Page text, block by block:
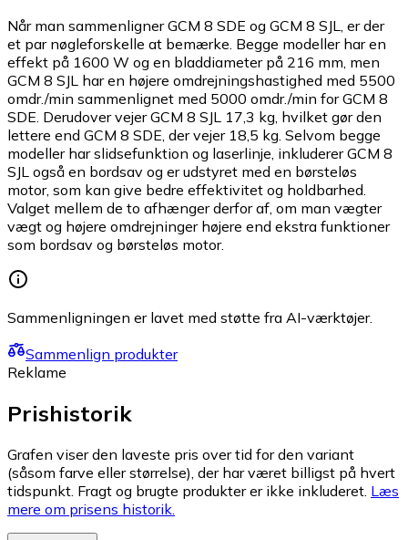
Når man sammenligner GCM 8 SDE og GCM 8 SJL, er der
et par nøgleforskelle at bemærke. Begge modeller har en
effekt på 1600 W og en bladdiameter på 216 mm, men
GCM 8 SJL har en højere omdrejningshastighed med 5500
omdr./min sammenlignet med 5000 omdr./min for GCM 8
SDE. Derudover vejer GCM 8 SJL 17,3 kg, hvilket gør den
lettere end GCM 8 SDE, der vejer 18,5 kg. Selvom begge
modeller har slidsefunktion og laserlinje, inkluderer GCM 8
SJL også en bordsav og er udstyret med en børsteløs
motor, som kan give bedre effektivitet og holdbarhed.
Valget mellem de to afhænger derfor af, om man vægter
vægt og højere omdrejninger højere end ekstra funktioner
som bordsav og børsteløs motor.
Sammenligningen er lavet med støtte fra AI-værktøjer.
Sammenlign produkter
Reklame
Prishistorik
Grafen viser den laveste pris over tid for den variant
(såsom farve eller størrelse), der har været billigst på hvert
tidspunkt. Fragt og brugte produkter er ikke inkluderet. Læs
mere om prisens historik.